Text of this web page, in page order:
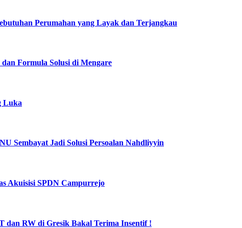
Perumahan yang Layak dan Terjangkau
Formula Solusi di Mengare
Luka
Sembayat Jadi Solusi Persoalan Nahdliyyin
Akuisisi SPDN Campurrejo
dan RW di Gresik Bakal Terima Insentif !